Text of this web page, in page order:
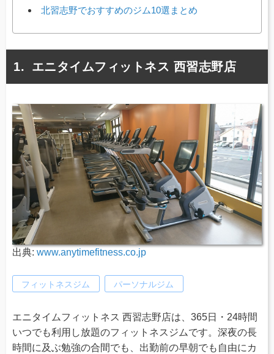
北習志野でおすすめのジム10選まとめ
エニタイムフィットネス 西習志野店
出典: www.anytimefitness.co.jp
フィットネスジム パーソナルジム
エニタイムフィットネス 西習志野店は、365日・24時間
いつでも利用し放題のフィットネスジムです。深夜の長
時間に及ぶ勉強の合間でも、出勤前の早朝でも自由にカ